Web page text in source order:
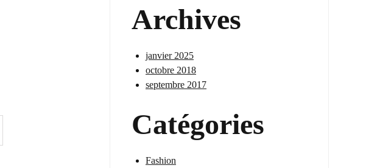
Archives
janvier 2025
octobre 2018
septembre 2017
Catégories
Fashion